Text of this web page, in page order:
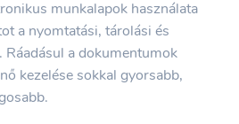
munkalapok használata
a nyomtatási, tárolási és
a dokumentumok
kezelése sokkal gyorsabb,